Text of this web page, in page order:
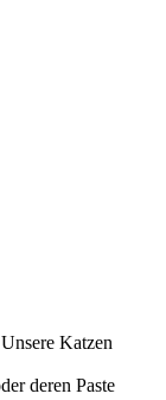
Katzen
deren Paste